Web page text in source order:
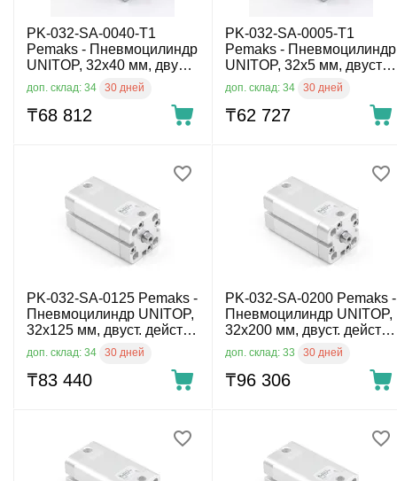
PK-032-SA-0040-T1
Pemaks - Пневмоцилиндр
UNITOP, 32x40 мм, двуст.
действ., нар. резьба
доп. склад: 34 30 дней
₸68 812
PK-032-SA-0005-T1
Pemaks - Пневмоцилиндр
UNITOP, 32x5 мм, двуст.
действ., нар. резьба
доп. склад: 34 30 дней
₸62 727
PK-032-SA-0125 Pemaks -
Пневмоцилиндр UNITOP,
32x125 мм, двуст. действ.,
внутр. резьба
доп. склад: 34 30 дней
₸83 440
PK-032-SA-0200 Pemaks -
Пневмоцилиндр UNITOP,
32x200 мм, двуст. действ.,
внутр. резьба
доп. склад: 33 30 дней
₸96 306